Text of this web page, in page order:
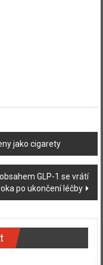
jako cigarety
GLP-1 se vrátí
po ukončení léčby